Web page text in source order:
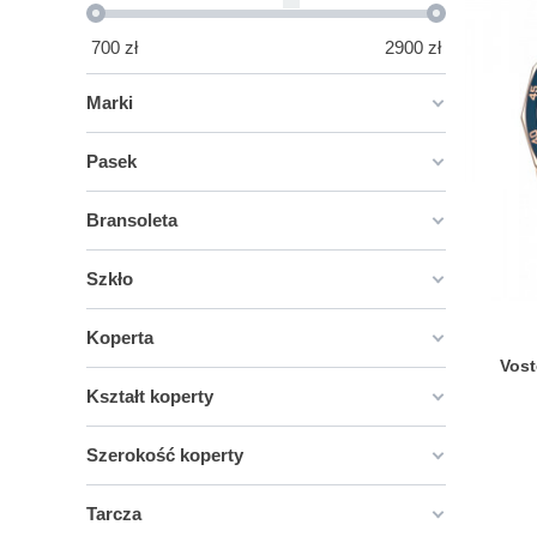
700 zł 2900 zł
Marki
Pasek
Bransoleta
Szkło
Koperta
Kształt koperty
Szerokość koperty
Tarcza